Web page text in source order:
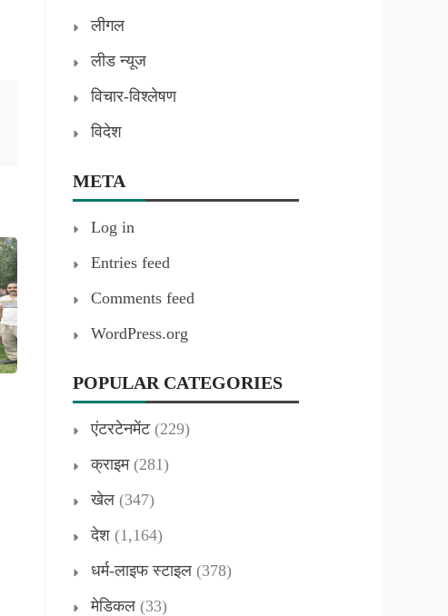
लीगल
लीड न्यूज
विचार-विश्लेषण
विदेश
META
Log in
Entries feed
Comments feed
WordPress.org
POPULAR CATEGORIES
एंटरटेनमेंट(229)
क्राइम(281)
खेल (347)
देश (1,164)
धर्म-लाइफ स्टाइल (378)
मेडिकल (33)